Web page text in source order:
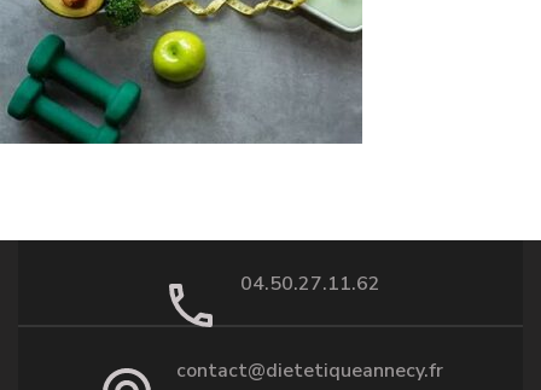
04.50.27.11.62
contact@dietetiqueannecy.fr